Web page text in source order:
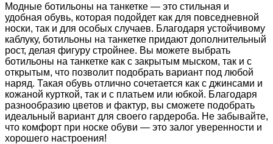
Модные ботильоны на танкетке — это стильная и
удобная обувь, которая подойдет как для повседневной
носки, так и для особых случаев. Благодаря устойчивому
каблуку, ботильоны на танкетке придают дополнительный
рост, делая фигуру стройнее. Вы можете выбрать
ботильоны на танкетке как с закрытым мыском, так и с
открытым, что позволит подобрать вариант под любой
наряд. Такая обувь отлично сочетается как с джинсами и
кожаной курткой, так и с платьем или юбкой. Благодаря
разнообразию цветов и фактур, вы сможете подобрать
идеальный вариант для своего гардероба. Не забывайте,
что комфорт при носке обуви — это залог уверенности и
хорошего настроения!